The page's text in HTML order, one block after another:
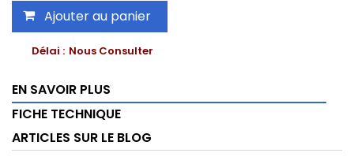
Ajouter au panier
Délai : Nous Consulter
EN SAVOIR PLUS
FICHE TECHNIQUE
ARTICLES SUR LE BLOG